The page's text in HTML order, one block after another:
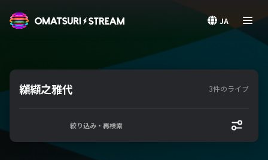
JA
纐纈之雅代 3件のライブ
絞り込み・再検索